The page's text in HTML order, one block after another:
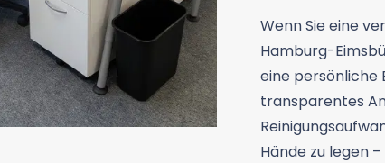
Wenn Sie eine
Hamburg-
eine persönliche
transparentes
Hände zu legen